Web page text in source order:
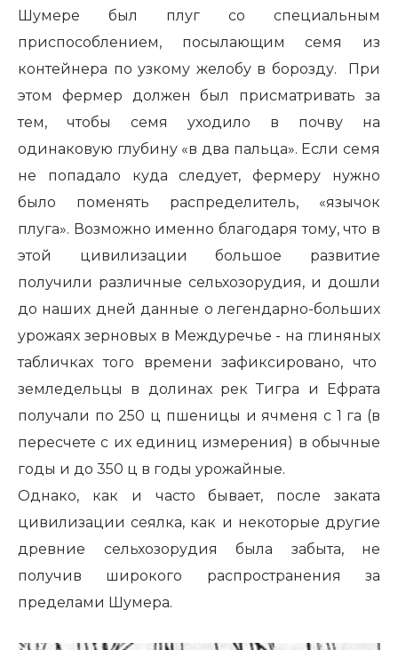
Шумере был плуг со специальным
приспособлением, посылающим семя из
контейнера по узкому желобу в борозду. При
этом фермер должен был присматривать за
тем, чтобы семя уходило в почву на
одинаковую глубину «в два пальца». Если семя
не попадало куда следует, фермеру нужно
было поменять распределитель, «язычок
плуга». Возможно именно благодаря тому, что в
этой цивилизации большое развитие
получили различные сельхозорудия, и дошли
до наших дней данные о легендарно-больших
урожаях зерновых в Междуречье - на глиняных
табличках того времени зафиксировано, что
земледельцы в долинах рек Тигра и Ефрата
получали по 250 ц пшеницы и ячменя с 1 га (в
пересчете с их единиц измерения) в обычные
годы и до 350 ц в годы урожайные.
Однако, как и часто бывает, после заката
цивилизации сеялка, как и некоторые другие
древние сельхозорудия была забыта, не
получив широкого распространения за
пределами Шумера.